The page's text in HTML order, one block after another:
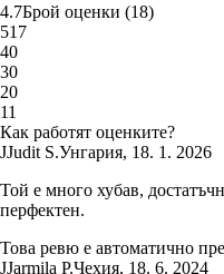
4.7Брой оценки (18)
517
40
30
20
11
Как работят оценките?
JJudit S.Унгария, 18. 1. 2026
Той е много хубав,
перфектен.
Това ревю е автоматично
JJarmila P.Чехия, 18. 6. 2024